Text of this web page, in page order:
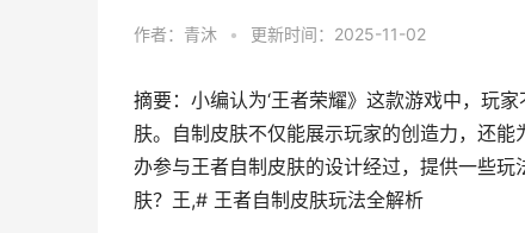
作者： 青沐 • 更新时间：2025-11-02
摘要：小编认为‘王者荣耀》这款游戏中，玩
肤。自制皮肤不仅能展示玩家的创造力，还
办参与王者自制皮肤的设计经过，提供一些
肤？王,# 王者自制皮肤玩法全解析